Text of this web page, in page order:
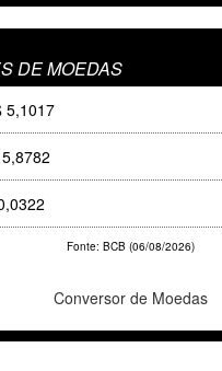
DE MOEDAS
5,1017
Fonte: BCB (06/08/2026)
Conversor de Moedas